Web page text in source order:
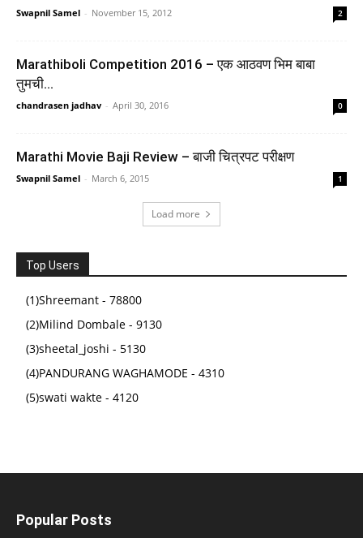
Beyond, Textbook of Social Science for Grade 9,
Part 1 908 (ENG MED) | History & Geography, Civics
Swapnil Samel - November 15, 2012 2
Marathiboli Competition 2016 – एक आठवण भिम बाबा
तुमची…
chandrasen jadhav - April 30, 2016 0
Marathi Movie Baji Review – बाजी चित्रपट परीक्षण
Swapnil Samel - March 6, 2015 1
Load more
Top Users
(1)Shreemant - 78800
(2)Milind Dombale - 9130
(3)sheetal_joshi - 5130
(4)PANDURANG WAGHAMODE - 4310
(5)swati wakte - 4120
Popular Posts